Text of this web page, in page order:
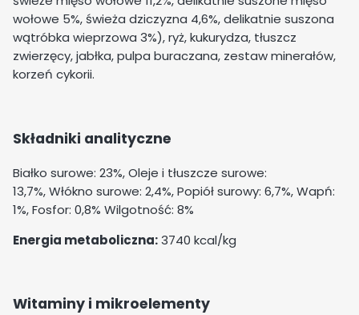
wołowe 5%, świeża dziczyzna 4,6%, delikatnie suszona
wątróbka wieprzowa 3%), ryż, kukurydza, tłuszcz
zwierzęcy, jabłka, pulpa buraczana, zestaw minerałów,
korzeń cykorii.
Składniki analityczne
Białko surowe: 23%, Oleje i tłuszcze surowe:
13,7%, Włókno surowe: 2,4%, Popiół surowy: 6,7%, Wapń:
1%, Fosfor: 0,8% Wilgotność: 8%
Energia metaboliczna:3740 kcal/kg
Witaminy i mikroelementy